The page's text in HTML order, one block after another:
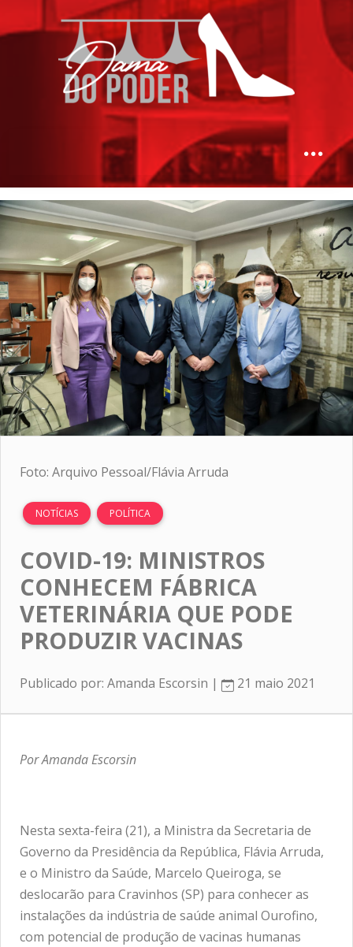
Foto: Arquivo Pessoal/Flávia Arruda
NOTÍCIAS POLÍTICA
COVID-19: MINISTROS
CONHECEM FÁBRICA
VETERINÁRIA QUE PODE
PRODUZIR VACINAS
Publicado por: Amanda Escorsin | 21 maio 2021
Por Amanda Escorsin
Nesta sexta-feira (21), a Ministra da Secretaria de
Governo da Presidência da República, Flávia Arruda,
e o Ministro da Saúde, Marcelo Queiroga, se
deslocarão para Cravinhos (SP) para conhecer as
instalações da indústria de saúde animal Ourofino,
com potencial de produção de vacinas humanas